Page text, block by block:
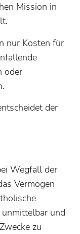
Mission in
nur Kosten für
oder
der
Wegfall der
Vermögen
unmittelbar und
zu